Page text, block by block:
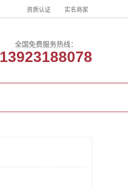
资质认证 实名商家
全国免费服务热线：
13923188078